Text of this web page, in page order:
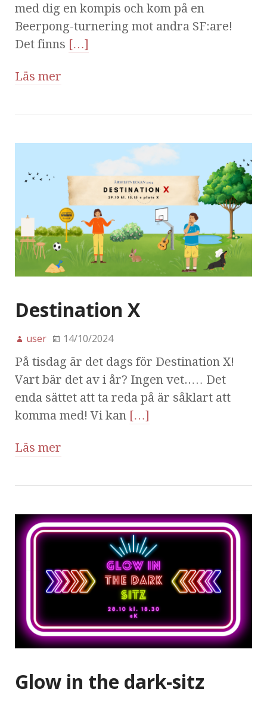
med dig en kompis och kom på en
Beerpong-turnering mot andra SF:are!
Det finns […]
Läs mer
Destination X
user 14/10/2024
På tisdag är det dags för Destination X!
Vart bär det av i år? Ingen vet..… Det
enda sättet att ta reda på är såklart att
komma med! Vi kan […]
Läs mer
Glow in the dark-sitz